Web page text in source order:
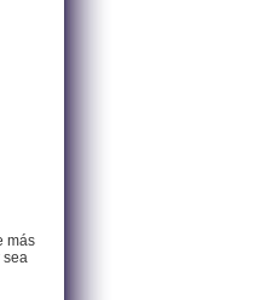
más
sea